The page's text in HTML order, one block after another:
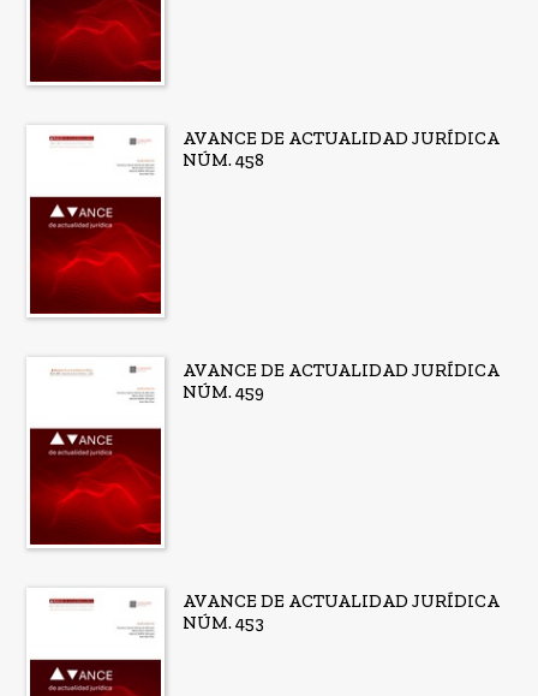
AVANCE DE ACTUALIDAD JURÍDICA
NÚM. 458
AVANCE DE ACTUALIDAD JURÍDICA
NÚM. 459
AVANCE DE ACTUALIDAD JURÍDICA
NÚM. 453